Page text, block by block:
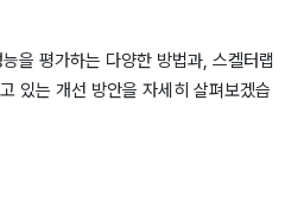
을 평가하는 다양한 방법과, 스켈터랩
있는 개선 방안을 자세히 살펴보겠습